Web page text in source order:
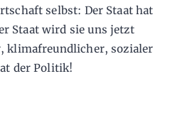
selbst: Der Staat hat
Staat wird sie uns jetzt
klimafreundlicher, sozialer
der Politik!